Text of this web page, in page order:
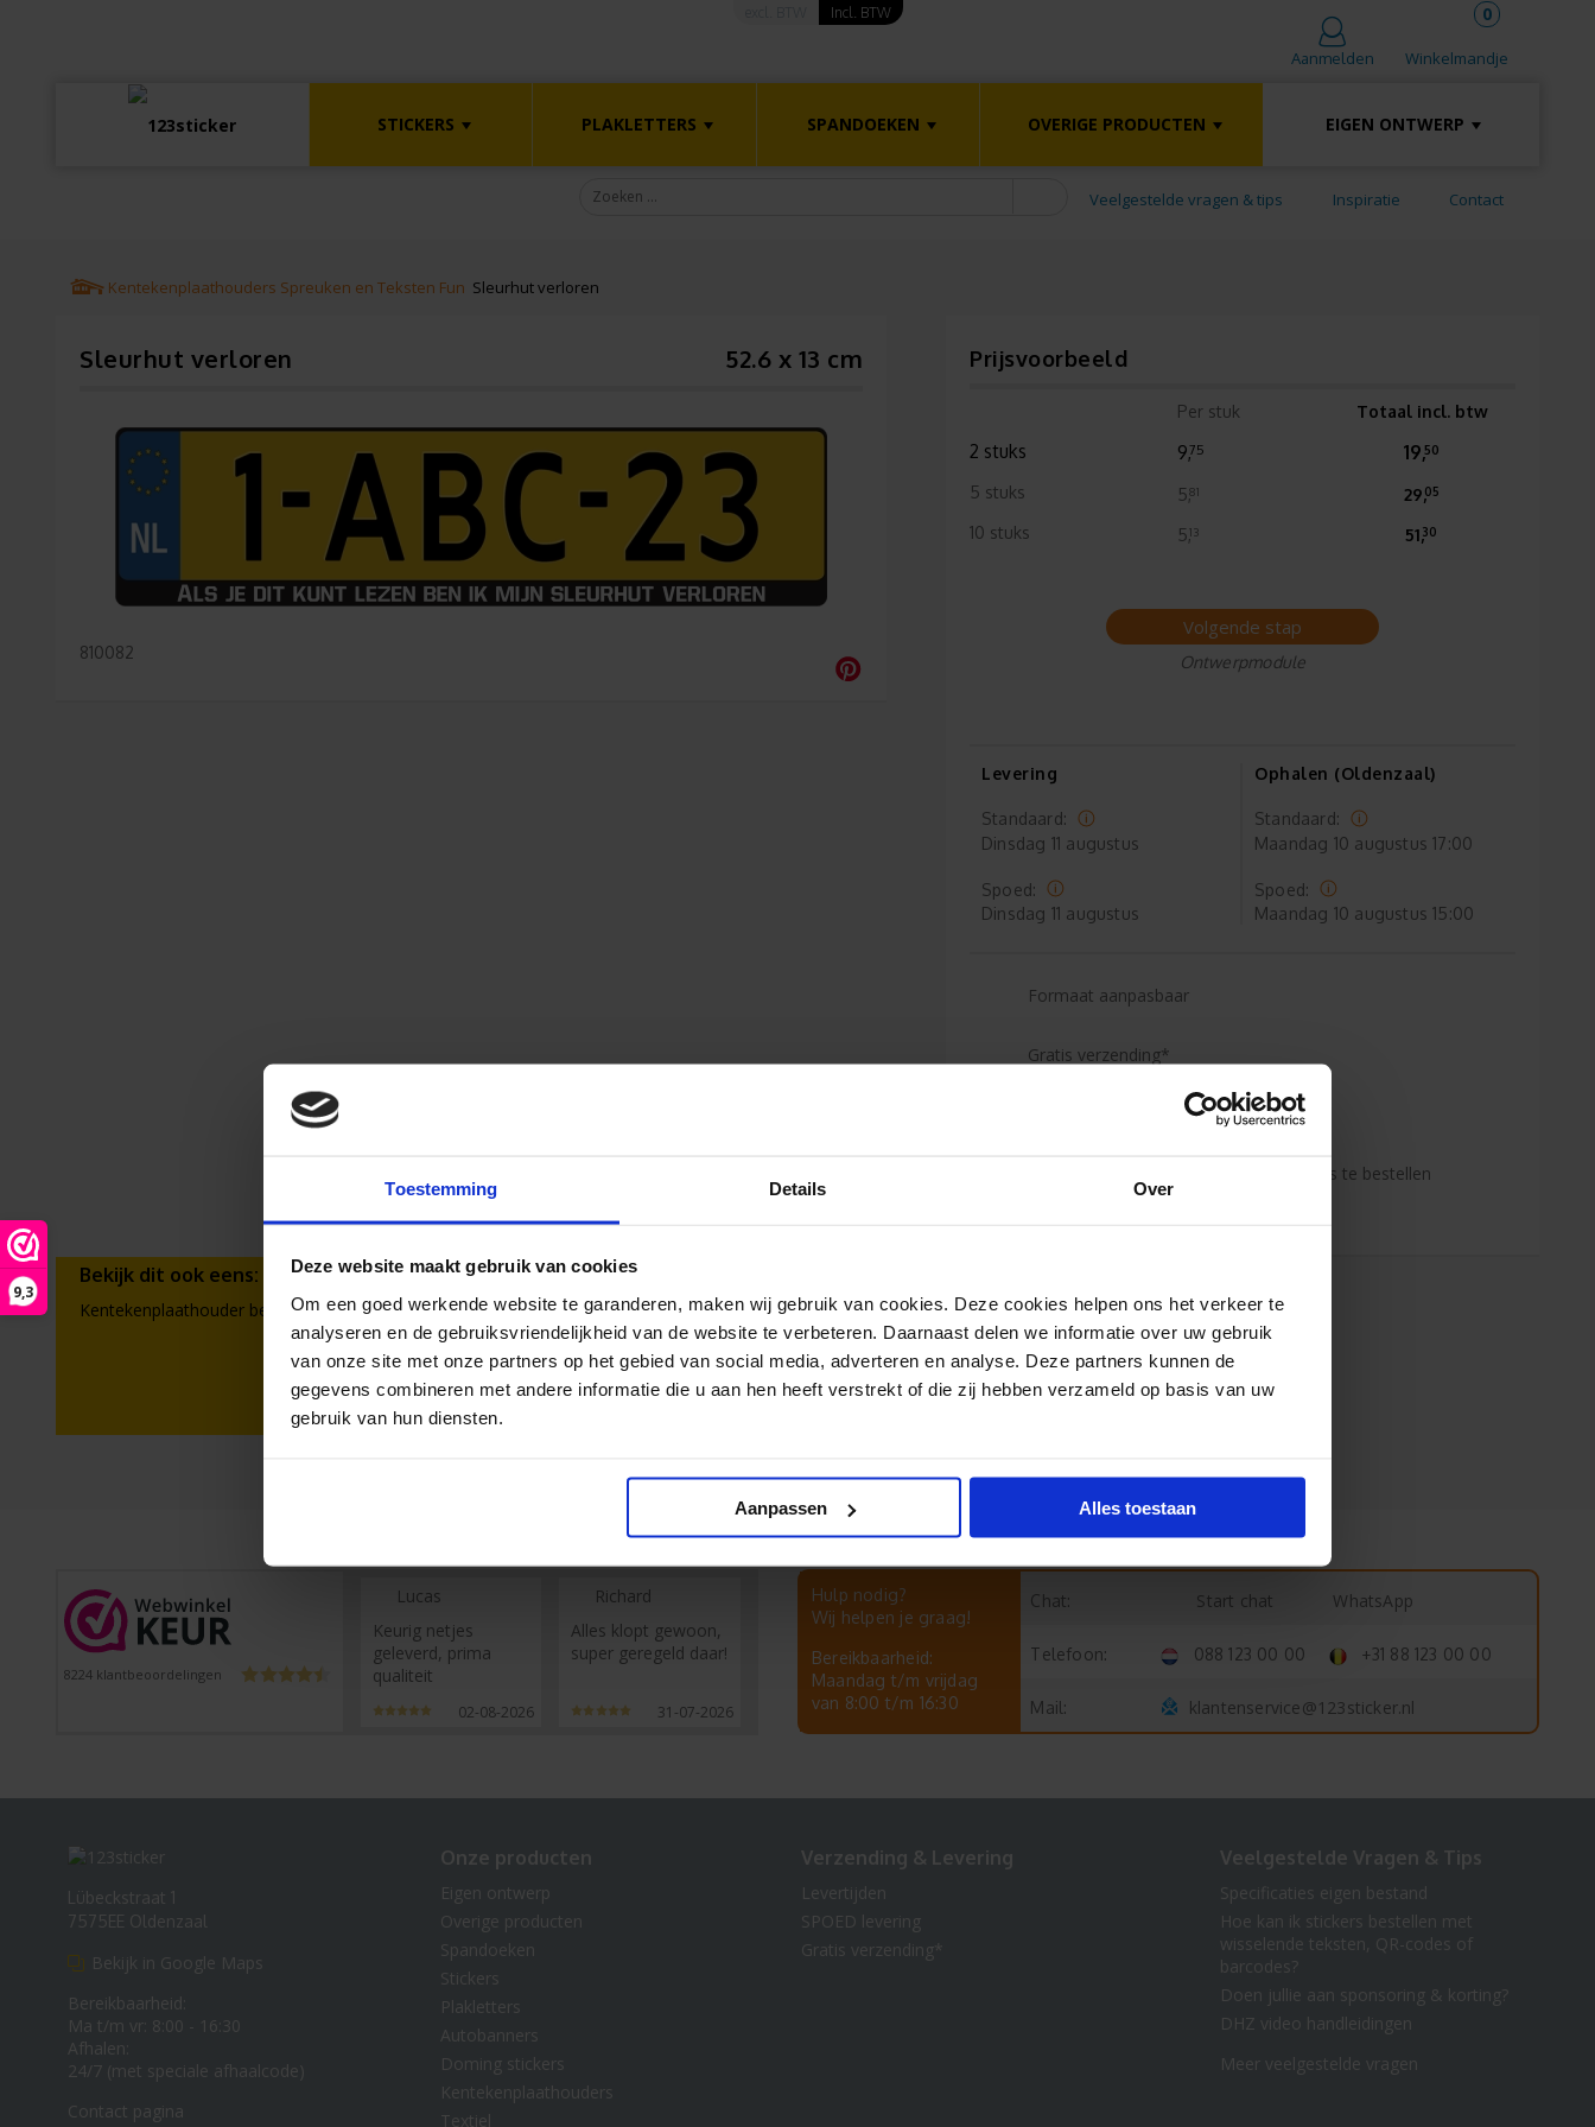
9,3
Toestemming Details Over
Deze website maakt gebruik van cookies
Om een goed werkende website te garanderen, maken wij gebruik van cookies. Deze cookies helpen ons het verkeer te
analyseren en de gebruiksvriendelijkheid van de website te verbeteren. Daarnaast delen we informatie over uw gebruik
van onze site met onze partners op het gebied van social media, adverteren en analyse. Deze partners kunnen de
gegevens combineren met andere informatie die u aan hen heeft verstrekt of die zij hebben verzameld op basis van uw
gebruik van hun diensten.
Aanpassen Alles toestaan
Aanmelden Winkelmandje
0
STICKERS PLAKLETTERS SPANDOEKEN OVERIGE PRODUCTEN EIGEN ONTWERP
Veelgestelde vragen & tips Inspiratie Contact
Incl. BTW
Kentekenplaathouders Spreuken en Teksten Fun Sleurhut verloren
Sleurhut verloren 52.6 x 13 cm
810082
Prijsvoorbeeld
Per stuk Totaal incl. btw
2 stuks 9,75 19,50
5 stuks 5,81 29,05
10 stuks 5,13 51,30
Volgende stap
Ontwerpmodule
Levering
Standaard:
Dinsdag 11 augustus
Spoed:
Dinsdag 11 augustus
Ophalen (Oldenzaal)
Standaard:
Maandag 10 augustus 17:00
Spoed:
Maandag 10 augustus 15:00
Formaat aanpasbaar
Gratis verzending*
Duizenden klanten raden jou aan bij ons te bestellen
(lees de onafhankelijke reviews)
Bekijk dit ook eens:
Kentekenplaathouder bedrukken Kentekenplaathouder bedrukken
8224 klantbeoordelingen
Lucas
Keurig netjes
geleverd, prima
qualiteit
02-08-2026
Richard
Alles klopt gewoon,
super geregeld daar!
31-07-2026
Hulp nodig?
Wij helpen je graag!
Bereikbaarheid:
Maandag t/m vrijdag
van 8:00 t/m 16:30
Chat: Start chat WhatsApp
Telefoon: 088 123 00 00 +31 88 123 00 00
Mail: klantenservice@123sticker.nl
Lübeckstraat 1
7575EE Oldenzaal
Bekijk in Google Maps
Bereikbaarheid:
Ma t/m vr: 8:00 - 16:30
Afhalen:
24/7 (met speciale afhaalcode)
Contact pagina
Onze producten
Eigen ontwerp
Overige producten
Spandoeken
Stickers
Plakletters
Autobanners
Doming stickers
Kentekenplaathouders
Textiel
Verzending & Levering
Levertijden
SPOED levering
Gratis verzending*
Veelgestelde Vragen & Tips
Specificaties eigen bestand
Hoe kan ik stickers bestellen met
wisselende teksten, QR-codes of
barcodes?
Doen jullie aan sponsoring & korting?
DHZ video handleidingen
Meer veelgestelde vragen